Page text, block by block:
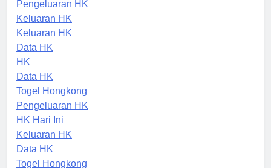
Pengeluaran HK
Keluaran HK
Keluaran HK
Data HK
HK
Data HK
Togel Hongkong
Pengeluaran HK
HK Hari Ini
Keluaran HK
Data HK